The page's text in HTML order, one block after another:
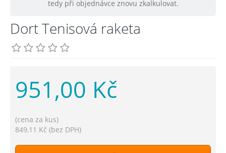
tedy při objednávce znovu zkalkulovat.
Dort Tenisová raketa
951,00 Kč
(cena za kus)
849,11 Kč (bez DPH)